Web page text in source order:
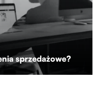
sprzedażowe?